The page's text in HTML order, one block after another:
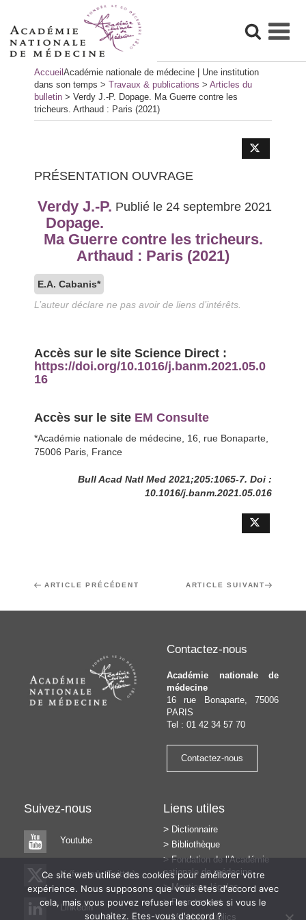
Accueil Académie nationale de médecine | Une institution
dans son temps > Travaux & publications > Articles du
bulletin > Verdy J.-P. Dopage. Ma Guerre contre les
tricheurs. Arthaud : Paris (2021)
PRÉSENTATION OUVRAGE
Publié le 24 septembre 2021
Verdy J.-P.
Dopage.
Ma Guerre contre les tricheurs.
Arthaud : Paris (2021)
E.A. Cabanis*
L’auteur déclare ne pas avoir de liens d’intérêts.
Accès sur le site Science Direct :
https://doi.org/10.1016/j.banm.2021.05.0
16
Accès sur le site EM Consulte
*Académie nationale de médecine, 16, rue Bonaparte,
75006 Paris, France
Bull Acad Natl Med 2021;205:1065-7. Doi :
10.1016/j.banm.2021.05.016
Navigation
l’article
Article
ARTICLE PRÉCÉDENT
Article
ARTICLE SUIVANT
Contactez-nous
Académie nationale de
médecine
16 rue Bonaparte, 75006
PARIS
Tel : 01 42 34 57 70
Contactez-nous
Suivez-nous
Youtube
X (formerly Twitter)
Linkedin
Liens utiles
Dictionnaire
Bibliothèque
Fondation de l’Académie
nationale de médecine
Mentions légales
Recrutement
Marchés publics
Ce site web utilise des cookies pour améliorer votre
expérience. Nous supposons que vous êtes d'accord avec
cela, mais vous pouvez refuser les cookies si vous le
souhaitez. Etes-vous d'accord ?